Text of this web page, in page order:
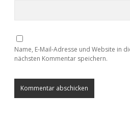
Name, E-Mail-Adresse und Website in
nächsten Kommentar speichern.